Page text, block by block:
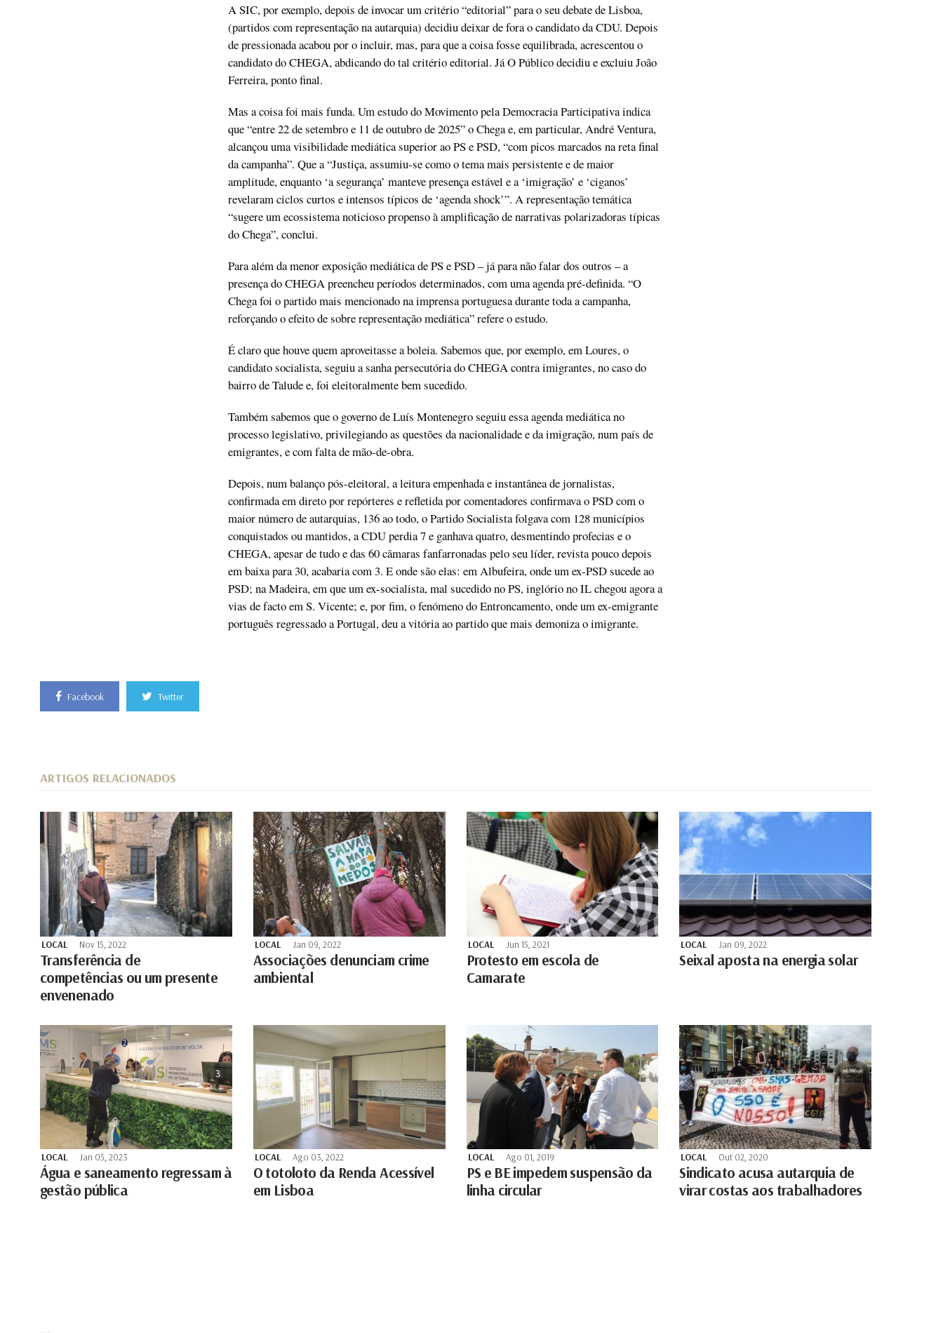
A SIC, por exemplo, depois de invocar um critério “editorial” para o seu debate de Lisboa,
(partidos com representação na autarquia) decidiu deixar de fora o candidato da CDU. Depois
de pressionada acabou por o incluir, mas, para que a coisa fosse equilibrada, acrescentou o
candidato do CHEGA, abdicando do tal critério editorial. Já O Público decidiu e excluiu João
Ferreira, ponto final.
Mas a coisa foi mais funda. Um estudo do Movimento pela Democracia Participativa indica
que “entre 22 de setembro e 11 de outubro de 2025” o Chega e, em particular, André Ventura,
alcançou uma visibilidade mediática superior ao PS e PSD, “com picos marcados na reta final
da campanha”. Que a “Justiça, assumiu-se como o tema mais persistente e de maior
amplitude, enquanto ‘a segurança’ manteve presença estável e a ‘imigração’ e ‘ciganos’
revelaram ciclos curtos e intensos típicos de ‘agenda shock’”. A representação temática
“sugere um ecossistema noticioso propenso à amplificação de narrativas polarizadoras típicas
do Chega”, conclui.
Para além da menor exposição mediática de PS e PSD – já para não falar dos outros – a
presença do CHEGA preencheu períodos determinados, com uma agenda pré-definida. “O
Chega foi o partido mais mencionado na imprensa portuguesa durante toda a campanha,
reforçando o efeito de sobre representação mediática” refere o estudo.
É claro que houve quem aproveitasse a boleia. Sabemos que, por exemplo, em Loures, o
candidato socialista, seguiu a sanha persecutória do CHEGA contra imigrantes, no caso do
bairro de Talude e, foi eleitoralmente bem sucedido.
Também sabemos que o governo de Luís Montenegro seguiu essa agenda mediática no
processo legislativo, privilegiando as questões da nacionalidade e da imigração, num país de
emigrantes, e com falta de mão-de-obra.
Depois, num balanço pós-eleitoral, a leitura empenhada e instantânea de jornalistas,
confirmada em direto por repórteres e refletida por comentadores confirmava o PSD com o
maior número de autarquias, 136 ao todo, o Partido Socialista folgava com 128 municípios
conquistados ou mantidos, a CDU perdia 7 e ganhava quatro, desmentindo profecias e o
CHEGA, apesar de tudo e das 60 câmaras fanfarronadas pelo seu líder, revista pouco depois
em baixa para 30, acabaria com 3. E onde são elas: em Albufeira, onde um ex-PSD sucede ao
PSD; na Madeira, em que um ex-socialista, mal sucedido no PS, inglório no IL chegou agora a
vias de facto em S. Vicente; e, por fim, o fenómeno do Entroncamento, onde um ex-emigrante
português regressado a Portugal, deu a vitória ao partido que mais demoniza o imigrante.
Facebook Twitter
ARTIGOS RELACIONADOS
LOCAL Nov 15, 2022
Transferência de
competências ou um presente
envenenado
LOCAL Jan 09, 2022
Associações denunciam crime
ambiental
LOCAL Jun 15, 2021
Protesto em escola de
Camarate
LOCAL Jan 09, 2022
Seixal aposta na energia solar
LOCAL Jan 05, 2023
Água e saneamento regressam à
gestão pública
LOCAL Ago 03, 2022
O totoloto da Renda Acessível
em Lisboa
LOCAL Ago 01, 2019
PS e BE impedem suspensão da
linha circular
LOCAL Out 02, 2020
Sindicato acusa autarquia de
virar costas aos trabalhadores